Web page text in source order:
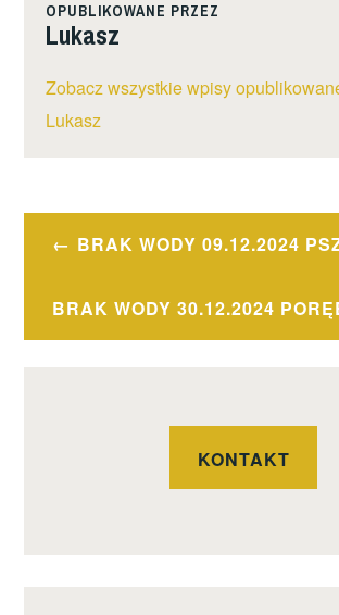
OPUBLIKOWANE PRZEZ
Lukasz
Zobacz wszystkie wpisy
Lukasz
BRAK WODY 09.12.2024
BRAK WODY 30.12.2024
KONTAKT